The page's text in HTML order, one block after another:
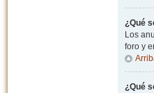
¿Qué
Los
foro y
¿Qué